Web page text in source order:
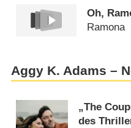
Oh,
Ramona
Aggy K. Adams –
„The
des